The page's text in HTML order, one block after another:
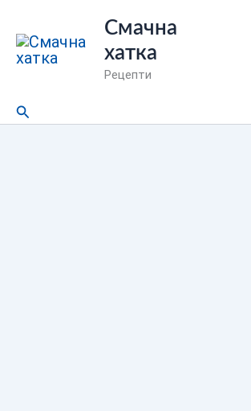
до
вмісту
Смачна
хатка
Рецепти
Пошук